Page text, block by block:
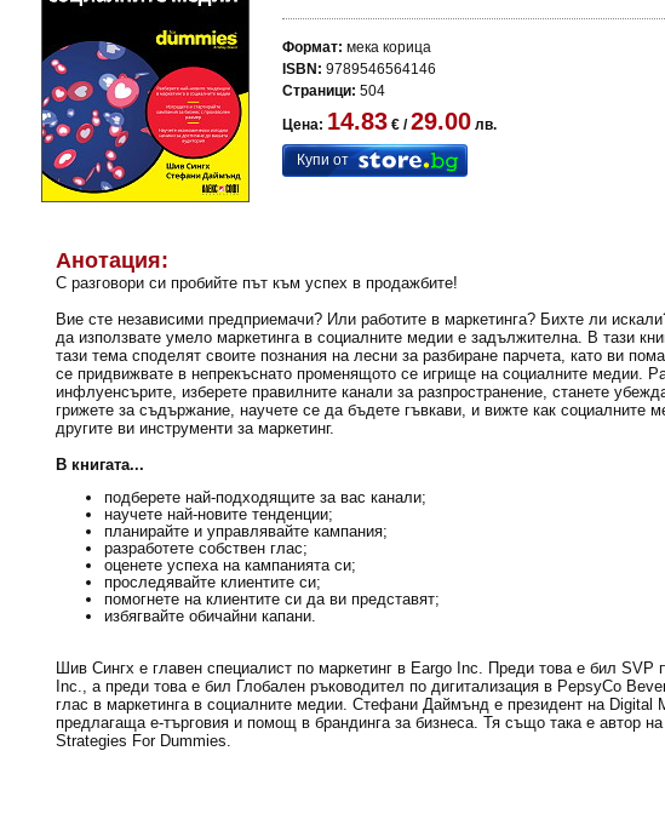
Формат: мека корица
ISBN: 9789546564146
Страници: 504
Цена: 14.83 € /29.00 лв.
Купи от
Анотация:
С разговори си пробийте път към успех в продажбите!
Вие сте независими предприемачи? Или работите в маркетинга? Бихте ли
да използвате умело маркетинга в социалните медии е задължителна. В тази
тази тема споделят своите познания на лесни за разбиране парчета, като ви
се придвижвате в непрекъснато променящото се игрище на социалните медии.
инфлуенсърите, изберете правилните канали за разпространение, станете
грижете за съдържание, научете се да бъдете гъвкави, и вижте как социалните
другите ви инструменти за маркетинг.
В книгата...
подберете най-подходящите за вас канали;
научете най-новите тенденции;
планирайте и управлявайте кампания;
разработете собствен глас;
оценете успеха на кампанията си;
проследявайте клиентите си;
помогнете на клиентите си да ви представят;
избягвайте обичайни капани.
Шив Сингх е главен специалист по маркетинг в Eargo Inc. Преди това е бил SVP
Inc., а преди това е бил Глобален ръководител по дигитализация в PepsyCo
глас в маркетинга в социалните медии. Стефани Даймънд е президент на Digital
предлагаща е-търговия и помощ в брандинга за бизнеса. Тя също така е автор
Strategies For Dummies.